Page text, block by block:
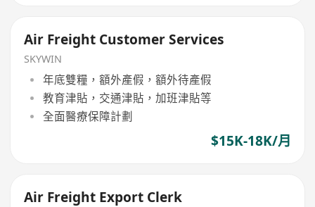
Air Freight Customer Services
SKYWIN
年底雙糧，額外產假，額外待產假
教育津貼，交通津貼，加班津貼等
全面醫療保障計劃
$15K-18K/月
Air Freight Export Clerk